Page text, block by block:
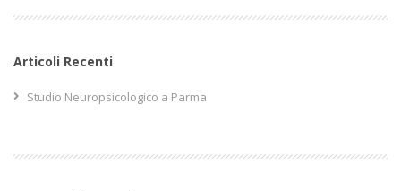
Articoli Recenti
Studio Neuropsicologico a Parma